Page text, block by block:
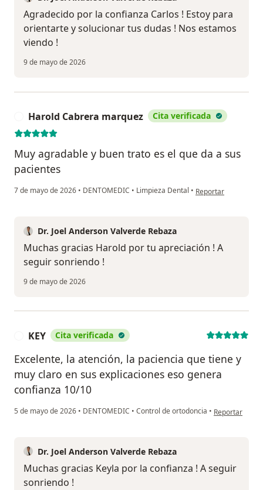
Agradecido por la confianza Carlos ! Estoy para
orientarte y solucionar tus dudas ! Nos estamos
viendo !
9 de mayo de 2026
Harold Cabrera marquez Cita verificada
Muy agradable y buen trato es el que da a sus
pacientes
7 de mayo de 2026 • DENTOMEDIC • Limpieza Dental • en opinión del
Reportar
Dr. Joel Anderson Valverde Rebaza
Muchas gracias Harold por tu apreciación ! A
seguir sonriendo !
9 de mayo de 2026
KEY Cita verificada
Excelente, la atención, la paciencia que tiene y
muy claro en sus explicaciones eso genera
confianza 10/10
5 de mayo de 2026 • DENTOMEDIC • Control de ortodoncia • en opinión del
Reportar
Dr. Joel Anderson Valverde Rebaza
Muchas gracias Keyla por la confianza ! A seguir
sonriendo !